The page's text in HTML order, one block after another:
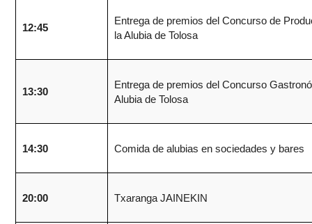
12:45
Entrega de premios del Concurso de
la Alubia de Tolosa
13:30
Entrega de premios del Concurso
Alubia de Tolosa
14:30 Comida de alubias en sociedades y bares
20:00 Txaranga JAINEKIN